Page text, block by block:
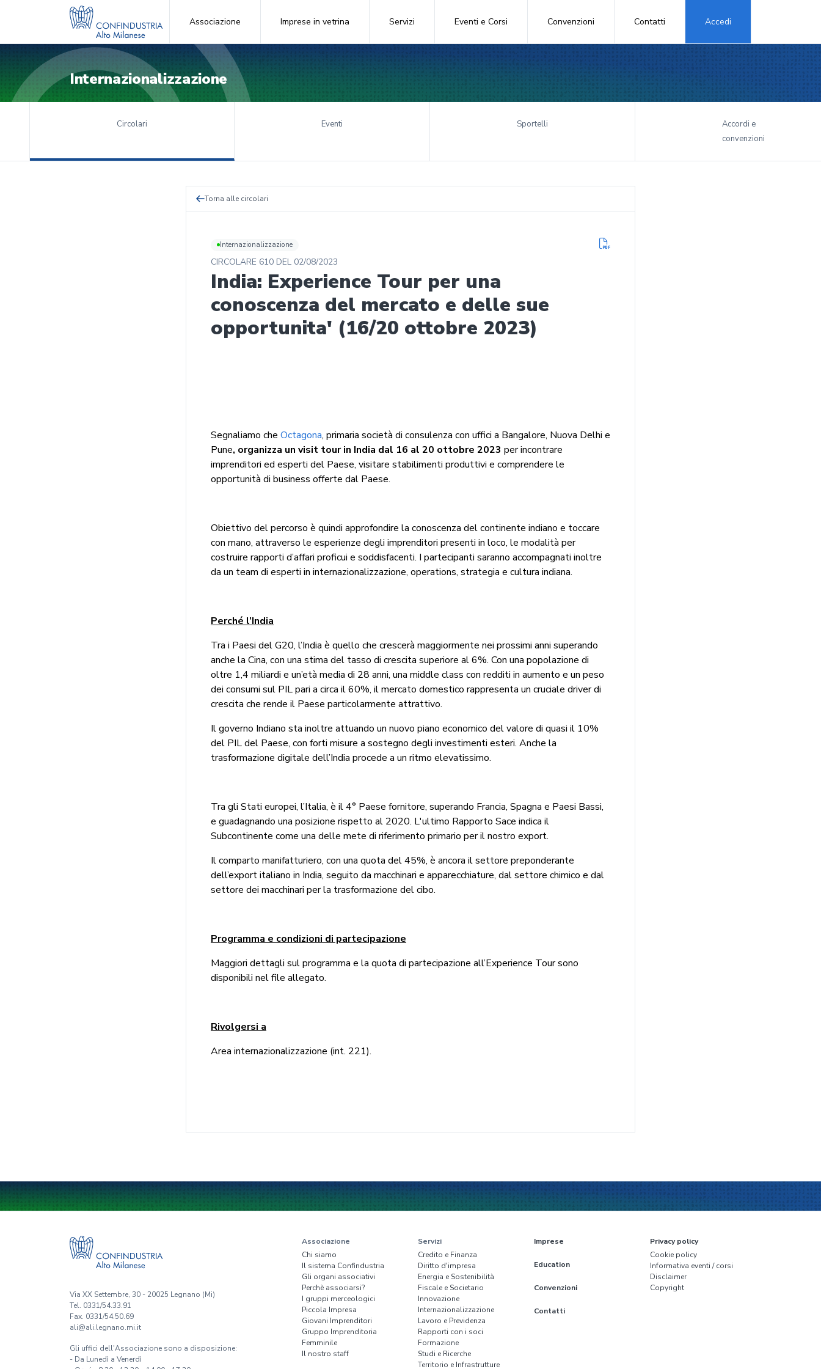
Associazione Imprese in vetrina Servizi Eventi e Corsi Convenzioni Contatti Accedi
Internazionalizzazione
Circolari Eventi Sportelli
Accordi e
convenzioni
Torna alle circolari
Internazionalizzazione
CIRCOLARE 610 DEL 02/08/2023
India: Experience Tour per una
conoscenza del mercato e delle sue
opportunita' (16/20 ottobre 2023)
Segnaliamo che Octagona, primaria società di consulenza con uffici a Bangalore, Nuova Delhi e
Pune, organizza un visit tour in India dal 16 al 20 ottobre 2023 per incontrare
imprenditori ed esperti del Paese, visitare stabilimenti produttivi e comprendere le
opportunità di business offerte dal Paese.
Obiettivo del percorso è quindi approfondire la conoscenza del continente indiano e toccare
con mano, attraverso le esperienze degli imprenditori presenti in loco, le modalità per
costruire rapporti d’affari proficui e soddisfacenti. I partecipanti saranno accompagnati inoltre
da un team di esperti in internazionalizzazione, operations, strategia e cultura indiana.
Perché l’India
Tra i Paesi del G20, l’India è quello che crescerà maggiormente nei prossimi anni superando
anche la Cina, con una stima del tasso di crescita superiore al 6%. Con una popolazione di
oltre 1,4 miliardi e un’età media di 28 anni, una middle class con redditi in aumento e un peso
dei consumi sul PIL pari a circa il 60%, il mercato domestico rappresenta un cruciale driver di
crescita che rende il Paese particolarmente attrattivo.
Il governo Indiano sta inoltre attuando un nuovo piano economico del valore di quasi il 10%
del PIL del Paese, con forti misure a sostegno degli investimenti esteri. Anche la
trasformazione digitale dell’India procede a un ritmo elevatissimo.
Tra gli Stati europei, l’Italia, è il 4° Paese fornitore, superando Francia, Spagna e Paesi Bassi,
e guadagnando una posizione rispetto al 2020. L'ultimo Rapporto Sace indica il
Subcontinente come una delle mete di riferimento primario per il nostro export.
Il comparto manifatturiero, con una quota del 45%, è ancora il settore preponderante
dell’export italiano in India, seguito da macchinari e apparecchiature, dal settore chimico e dal
settore dei macchinari per la trasformazione del cibo.
Programma e condizioni di partecipazione
Maggiori dettagli sul programma e la quota di partecipazione all’Experience Tour sono
disponibili nel file allegato.
Rivolgersi a
Area internazionalizzazione (int. 221).
Via XX Settembre, 30 - 20025 Legnano (Mi)
Tel. 0331/54.33.91
Fax. 0331/54.50.69
ali@ali.legnano.mi.it
Gli uffici dell'Associazione sono a disposizione:
- Da Lunedì a Venerdì
Associazione
Chi siamo
Il sistema Confindustria
Gli organi associativi
Perchè associarsi?
I gruppi merceologici
Piccola Impresa
Giovani Imprenditori
Gruppo Imprenditoria
Femminile
Il nostro staff
Servizi
Credito e Finanza
Diritto d'impresa
Energia e Sostenibilità
Fiscale e Societario
Innovazione
Internazionalizzazione
Lavoro e Previdenza
Rapporti con i soci
Formazione
Studi e Ricerche
Territorio e Infrastrutture
Imprese
Education
Convenzioni
Contatti
Privacy policy
Cookie policy
Informativa eventi / corsi
Disclaimer
Copyright